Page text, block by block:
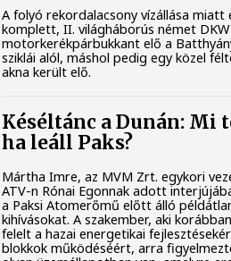
A folyó rekordalacsony vízállása miatt
komplett, II. világháborús német DKW
motorkerékpárbukkant elő a
sziklái alól, máshol pedig egy közel
akna került elő.
Késéltánc a Dunán: Mi
ha leáll Paks?
Mártha Imre, az MVM Zrt. egykori
ATV-n Rónai Egonnak adott
a Paksi Atomerőmű előtt álló
kihívásokat. A szakember, aki
felelt a hazai energetikai
blokkok működéséért, arra